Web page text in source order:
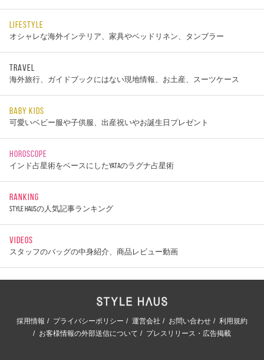
LIFESTYLE
オシャレな海外インテリア、家具やベッドリネン、タンブラー
TRAVEL
海外旅行、ガイドブックにはない現地情報、お土産、スーツケース
BABY KIDS
可愛いベビー服や子供服、出産祝いやお誕生日プレゼント
HOROSCOPE
インド占星術をベースにしたYATAのラグナ占星術
RANKING
STYLE HAUSの人気記事ランキング
VIDEOS
スタッフのバッグの中身紹介、商品レビュー動画
採用情報 プライバシーポリシー 運営会社 お問い合わせ
利用規約
お客様情報の外部送信について
プレスリリース・広告掲載